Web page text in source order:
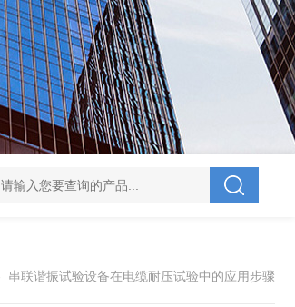
UHV-701 级差配合测试仪 UHV-646 全自动水溶
串联谐振试验设备在电缆耐压试验中的应用步骤